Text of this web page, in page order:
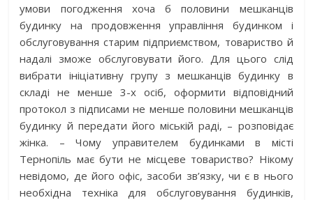
умови погодження хоча б половини мешканців
будинку на продовження управління будинком і
обслуговування старим підприємством, товариство й
надалі зможе обслуговувати його. Для цього слід
вибрати ініціативну групу з мешканців будинку в
складі не менше 3-х осіб, оформити відповідний
протокол з підписами не менше половини мешканців
будинку й передати його міській раді, – розповідає
жінка. – Чому управителем будинками в місті
Тернопіль має бути не місцеве товариство? Нікому
невідомо, де його офіс, засоби зв’язку, чи є в нього
необхідна техніка для обслуговування будинків,